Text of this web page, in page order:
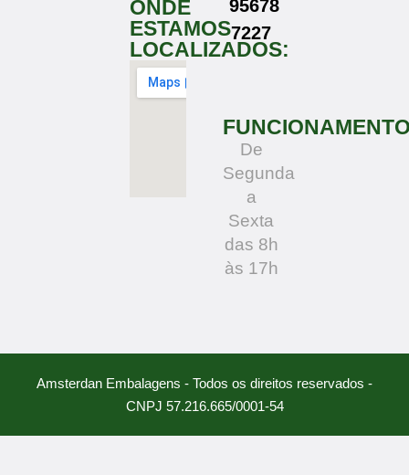
ONDE
ESTAMOS
LOCALIZADOS:
95678
7227
De
Segunda
a
Sexta
das 8h
às 17h
Amsterdan Embalagens - Todos os direitos reservados -
CNPJ 57.216.665/0001-54